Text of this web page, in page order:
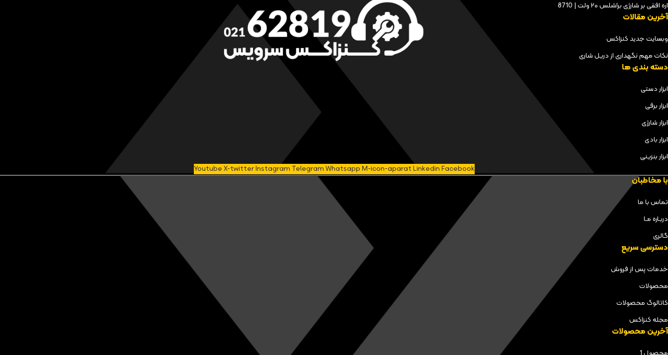
اره افقی بر شارژی براشلس ۲۰ ولت | 8710
آخرین مقالات
وبسایت جدید کنزاکس
نکات مهم نگهداری از دریل شاری
دسته بندی ها
ابزار دستی
ابزار برقی
ابزار شارژی
ابزار بادی
ابزار بنزینی
YoutubeX-twitterInstagram TelegramWhatsappM-icon-aparatLinkedinFacebook
با مخاطبان
تماس با ما
دربـاره مـا
گالری
دسترسی سریع
خدمات پس از فروش
محصولات
کاتالوگ محصولات
مجله کنزاکس
آخرین محصولات